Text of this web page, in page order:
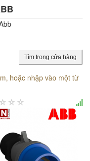
Tìm trong cửa hàng
hoặc nhập vào một từ